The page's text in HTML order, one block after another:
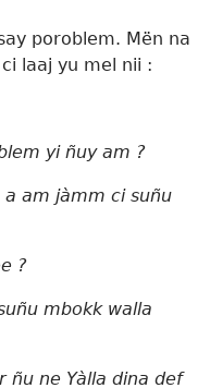
poroblem. Mën na
laaj yu mel nii :
yi ñuy am ?
am jàmm ci suñu
?
mbokk walla
ñu ne Yàlla dina def